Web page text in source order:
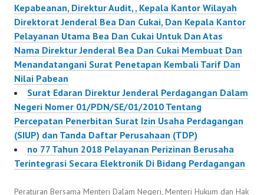
Kepabeanan, Direktur Audit, , Kepala Kantor Wilayah
Direktorat Jenderal Bea Dan Cukai, Dan Kepala Kantor
Pelayanan Utama Bea Dan Cukai Untuk Dan Atas
Nama Direktur Jenderal Bea Dan Cukai Membuat Dan
Menandatangani Surat Penetapan Kembali Tarif Dan
Nilai Pabean
Surat Edaran Direktur Jenderal Perdagangan Dalam
Negeri Nomer 01/PDN/SE/01/2010 Tentang
Percepatan Penerbitan Surat Izin Usaha Perdagangan
(SIUP) dan Tanda Daftar Perusahaan (TDP)
no 77 Tahun 2018 Pelayanan Perizinan Berusaha
Terintegrasi Secara Elektronik Di Bidang Perdagangan
Peraturan Bersama Menteri Dalam Negeri, Menteri Hukum dan Hak